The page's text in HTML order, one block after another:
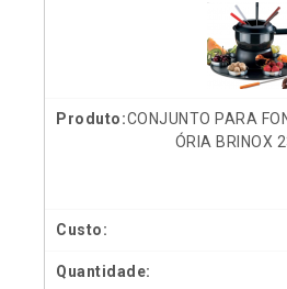
CONJUNTO PARA
ÓRIA BRINOX